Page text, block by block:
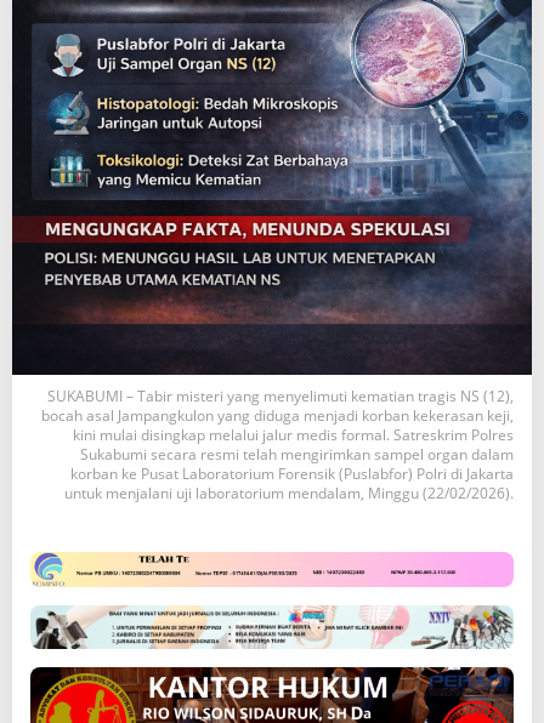
SUKABUMI – Tabir misteri yang menyelimuti kematian tragis NS (12),
bocah asal Jampangkulon yang diduga menjadi korban kekerasan keji,
kini mulai disingkap melalui jalur medis formal. Satreskrim Polres
Sukabumi secara resmi telah mengirimkan sampel organ dalam
korban ke Pusat Laboratorium Forensik (Puslabfor) Polri di Jakarta
untuk menjalani uji laboratorium mendalam, Minggu (22/02/2026).